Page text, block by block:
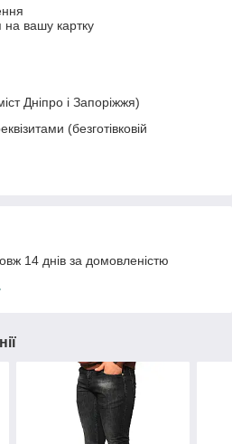
на вашу картку
Дніпро і Запоріжжя)
(безготівковій
14 днів за домовленістю